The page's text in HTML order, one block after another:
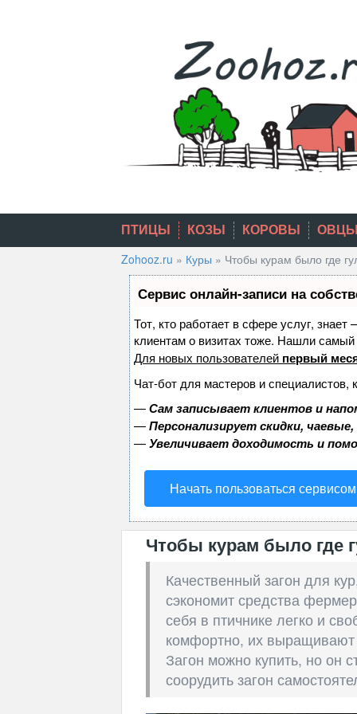
ПТИЦЫ КОЗЫ КОРОВЫ
Zohooz.ru » Куры » Чтобы курам было где
Сервис онлайн-записи на
Тот, кто работает в сфере услуг,
клиентам о визитах тоже. Нашли
Для новых пользователей первый
Чат-бот для мастеров и специалистов,
—Сам записывает клиентов и
—Персонализирует скидки,
—Увеличивает доходимость и
Начать пользоваться сервисом
Чтобы курам было где
Качественный загон для
сэкономит средства
себя в птичнике легко и
комфортно, их
Загон можно купить, но он
соорудить загон